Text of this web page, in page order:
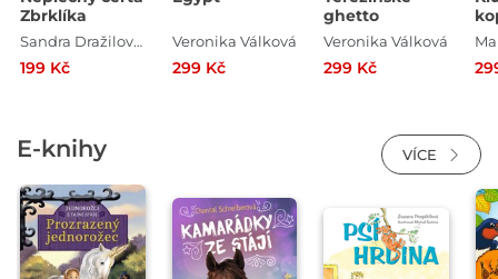
Zbrklíka
Sandra Dražilová-Zlámalová
199 Kč
Veronika Válková
299 Kč
ghetto
Veronika Válková
299 Kč
E-knihy VÍCE